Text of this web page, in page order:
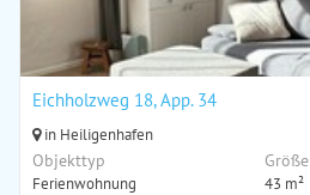
Eichholzweg 18, App. 34
in Heiligenhafen
Objekttyp
Ferienwohnung
Größe
43 m²